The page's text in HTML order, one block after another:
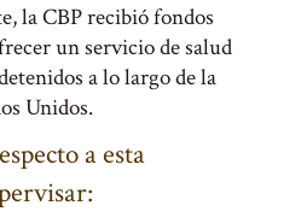
la CBP recibió fondos
un servicio de salud
a lo largo de la
Unidos.
a esta